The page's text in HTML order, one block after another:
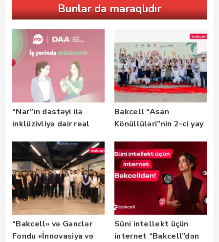
Bunlar da maraqlıdır
“Nar”ın dəstəyi ilə
inklüzivliyə dair real
təqdim edilir
Bakcell “Asan
Könüllüləri”nin 2-ci yay
olub — FOTO
“Bakcell» və Gənclər
Fondu «İnnovasiya və
Süni intellekt üçün
internet “Bakcell”dən